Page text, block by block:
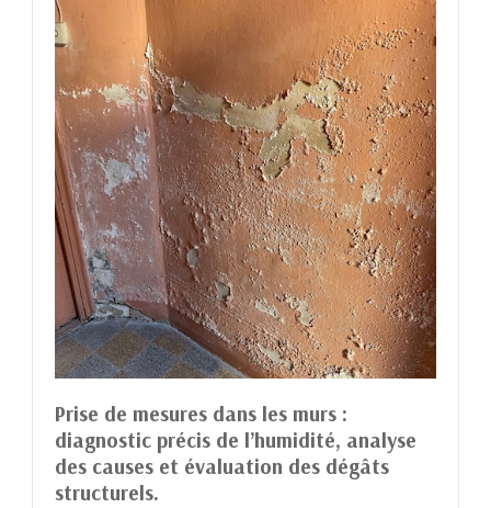
Prise de mesures dans les murs :
diagnostic précis de l’humidité, analyse
des causes et évaluation des dégâts
structurels.